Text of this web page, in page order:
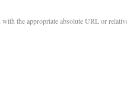
the appropriate absolute URL or